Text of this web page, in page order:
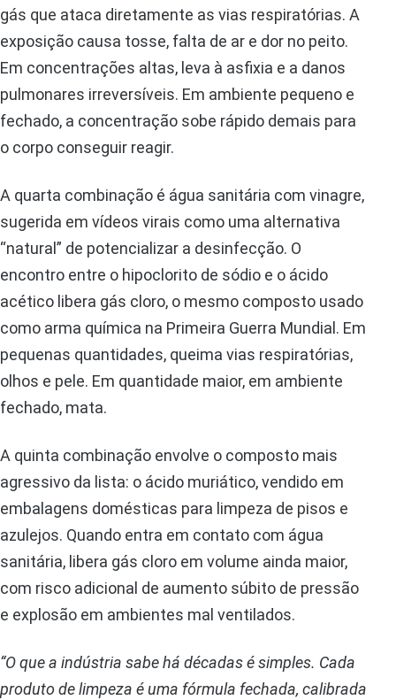
gás que ataca diretamente as vias respiratórias. A
exposição causa tosse, falta de ar e dor no peito.
Em concentrações altas, leva à asfixia e a danos
pulmonares irreversíveis. Em ambiente pequeno e
fechado, a concentração sobe rápido demais para
o corpo conseguir reagir.
A quarta combinação é água sanitária com vinagre,
sugerida em vídeos virais como uma alternativa
“natural” de potencializar a desinfecção. O
encontro entre o hipoclorito de sódio e o ácido
acético libera gás cloro, o mesmo composto usado
como arma química na Primeira Guerra Mundial. Em
pequenas quantidades, queima vias respiratórias,
olhos e pele. Em quantidade maior, em ambiente
fechado, mata.
A quinta combinação envolve o composto mais
agressivo da lista: o ácido muriático, vendido em
embalagens domésticas para limpeza de pisos e
azulejos. Quando entra em contato com água
sanitária, libera gás cloro em volume ainda maior,
com risco adicional de aumento súbito de pressão
e explosão em ambientes mal ventilados.
“O que a indústria sabe há décadas é simples. Cada
produto de limpeza é uma fórmula fechada, calibrada